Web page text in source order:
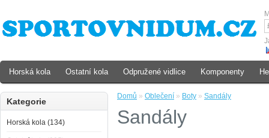
Domů » Oblečení » Boty » Sandály
Sandály
Kategorie
Horská kola (134)
Horská kola Ostatní kola Odpružené vidlice Komponenty